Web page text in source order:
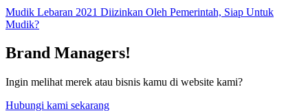
Mudik Lebaran 2021 Diizinkan Oleh Pemerintah, Siap Untuk
Mudik?
Brand Managers!
Ingin melihat merek atau bisnis kamu di website kami?
Hubungi kami sekarang